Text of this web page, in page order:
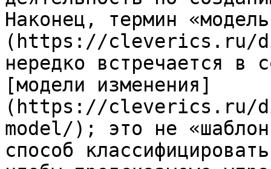
Наконец, термин
(https://
нередко встречается в
[модели изменения]
(https://cleverics.ru/
model/); это не
способ